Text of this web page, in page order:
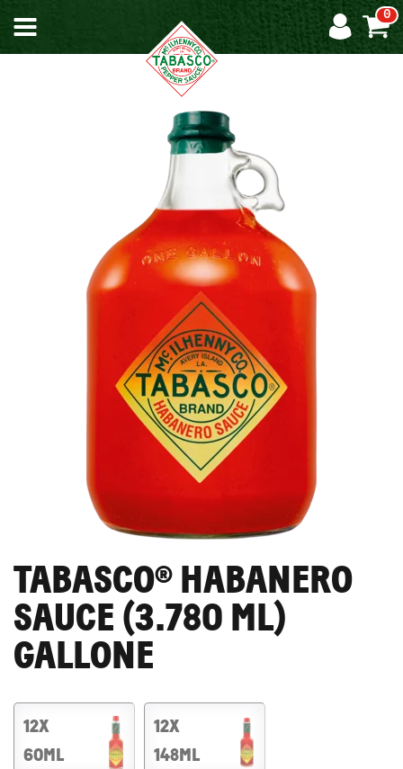
SHOP
0
TABASCO® HABANERO
SAUCE (3.780 ML)
GALLONE
12X
60ML
12X
148ML